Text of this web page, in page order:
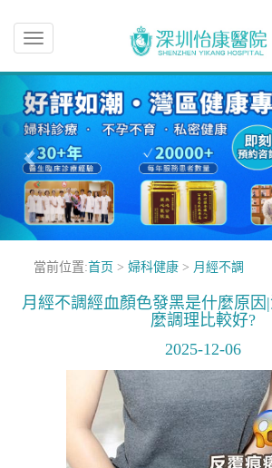
Toggle
navigation
當前位置:首页 > 婦科健康> 月經不調
月經不調經血顏色發黑是什麼原因
麼調理比較好?
2025-12-06